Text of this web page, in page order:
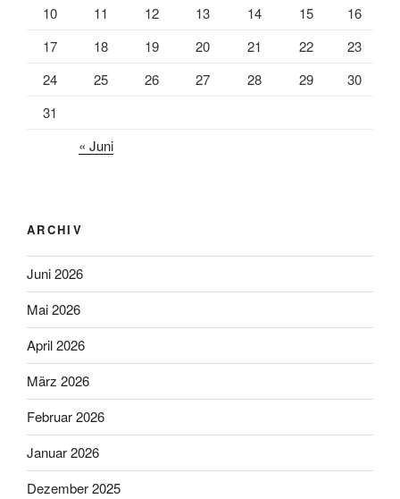
10 11 12 13 14 15
16
17
18 19 20 21 22
23
24
25 26 27 28 29
30
31
« Juni
ARCHIV
Juni 2026
Mai 2026
April 2026
März 2026
Februar 2026
Januar 2026
Dezember 2025